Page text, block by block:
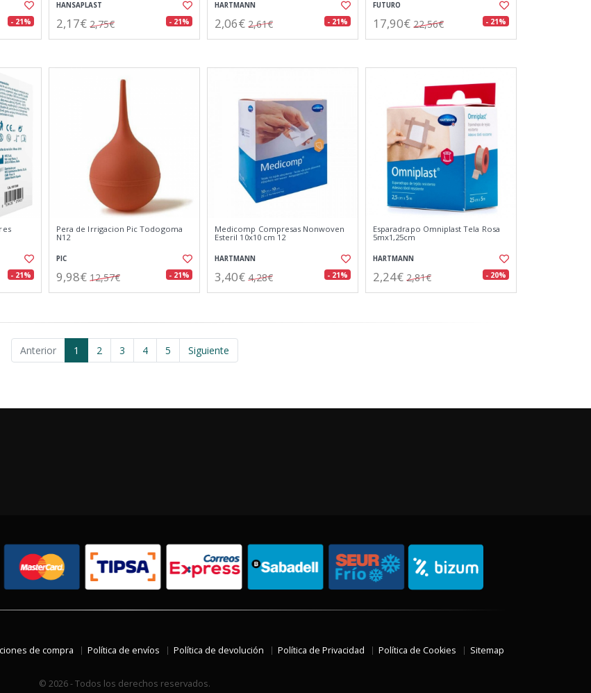
- 21%
HANSAPLAST
2,17€ 2,75€ - 21%
HARTMANN
2,06€ 2,61€ - 21%
FUTURO
17,90€ 22,56€ - 21%
- 21%
Pera de Irrigacion Pic Todogoma
N12
PIC
9,98€ 12,57€ - 21%
Medicomp Compresas Nonwoven
Esteril 10x10 cm 12
HARTMANN
3,40€ 4,28€ - 21%
Esparadrapo Omniplast Tela Rosa
5mx1,25cm
HARTMANN
2,24€ 2,81€ - 20%
Anterior 1 2 3 4 5 Siguiente
de compra Política de envíos Política de devolución Política de Privacidad Política de Cookies Sitemap
© 2026 - Todos los derechos reservados.